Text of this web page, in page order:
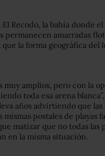
El Recodo, la bahía donde
permanecen amarradas
la forma geográfica
muy amplios, pero con la
toda esa arena
años advirtiendo que
postales de playas
matizar que no todas las
en la misma situación.